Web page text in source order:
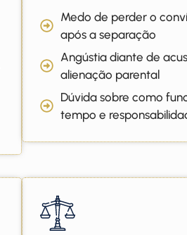
Medo de perder o
após a separação
Angústia diante de
alienação parental
Dúvida sobre como
tempo e